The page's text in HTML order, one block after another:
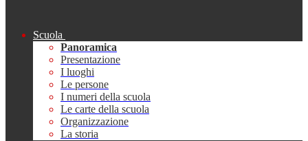
Scuola
Panoramica
Presentazione
I luoghi
Le persone
I numeri della scuola
Le carte della scuola
Organizzazione
La storia